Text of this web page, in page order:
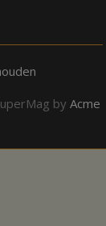
by Acme